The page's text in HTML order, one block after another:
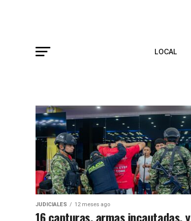
LOCAL
JUDICIALES 12 meses ago
16 capturas, armas incautadas, y